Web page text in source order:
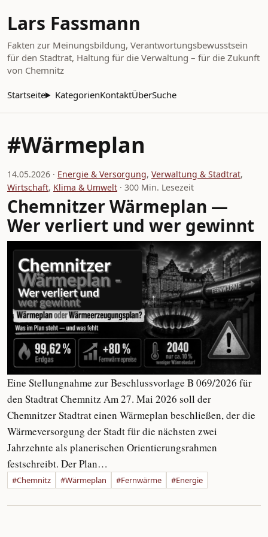
Lars Fassmann
Fakten zur Meinungsbildung, Verantwortungsbewusstsein
für den Stadtrat, Haltung für die Verwaltung – für die Zukunft
von Chemnitz
Startseite KategorienKontaktÜberSuche
#Wärmeplan
14.05.2026 · Energie & Versorgung, Verwaltung & Stadtrat,
Wirtschaft, Klima & Umwelt · 300 Min. Lesezeit
Chemnitzer Wärmeplan —
Wer verliert und wer gewinnt
Eine Stellungnahme zur Beschlussvorlage B 069/2026 für
den Stadtrat Chemnitz Am 27. Mai 2026 soll der
Chemnitzer Stadtrat einen Wärmeplan beschließen, der die
Wärmeversorgung der Stadt für die nächsten zwei
Jahrzehnte als planerischen Orientierungsrahmen
festschreibt. Der Plan…
#Chemnitz #Wärmeplan #Fernwärme #Energie